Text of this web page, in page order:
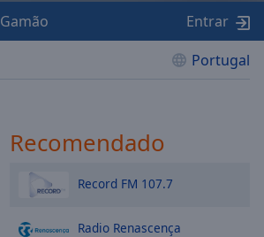
Portugal
Gamão Entrar
Recomendado
Record FM 107.7
Radio Renascença